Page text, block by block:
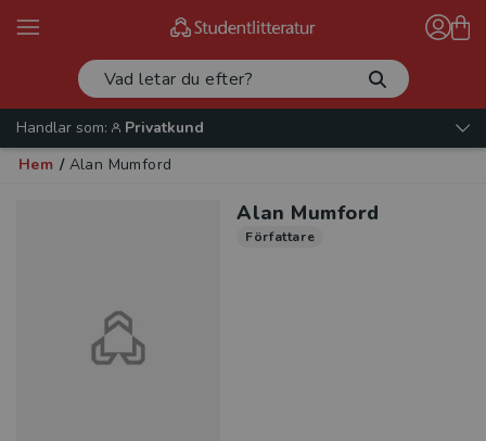
Handlar som:
Privatkund
Hem / Alan Mumford
Alan Mumford
Författare